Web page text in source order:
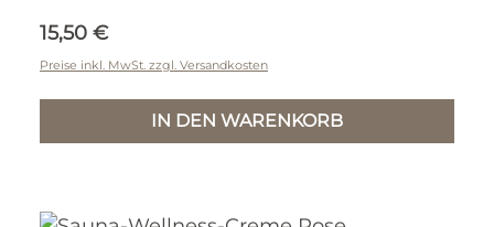
Regulärer Preis:
15,50 €
Preise inkl. MwSt. zzgl. Versandkosten
IN DEN WARENKORB